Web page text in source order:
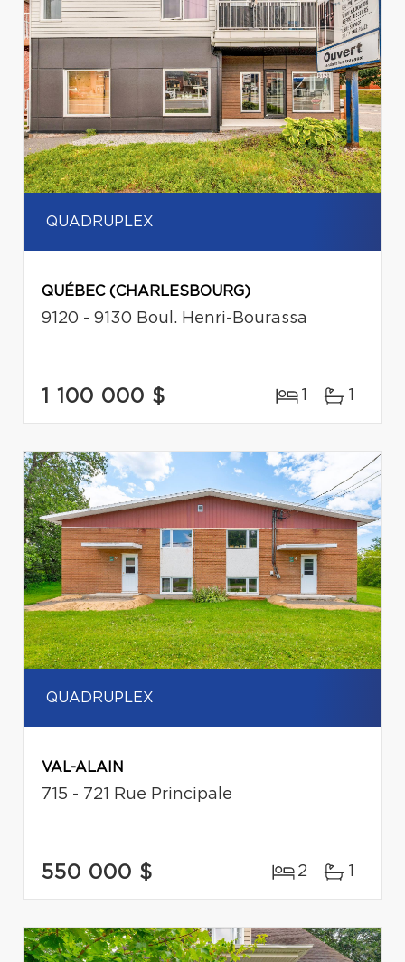
QUADRUPLEX
QUÉBEC (CHARLESBOURG)
9120 - 9130 Boul. Henri-Bourassa
1 100 000 $ 1 1
QUADRUPLEX
VAL-ALAIN
715 - 721 Rue Principale
550 000 $ 2 1